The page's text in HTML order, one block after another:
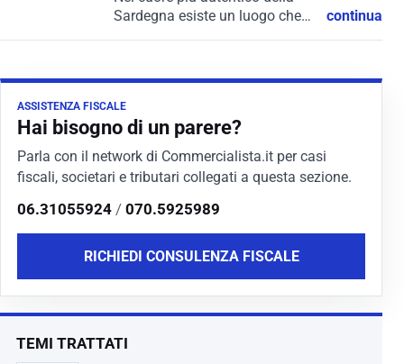
Sardegna esiste un luogo che
gastronomico: Talana. Questo...
continua
ASSISTENZA FISCALE
Hai bisogno di un parere?
Parla con il network di Commercialista.it per casi
fiscali, societari e tributari collegati a questa sezione.
06.31055924 / 070.5925989
RICHIEDI CONSULENZA FISCALE
TEMI TRATTATI